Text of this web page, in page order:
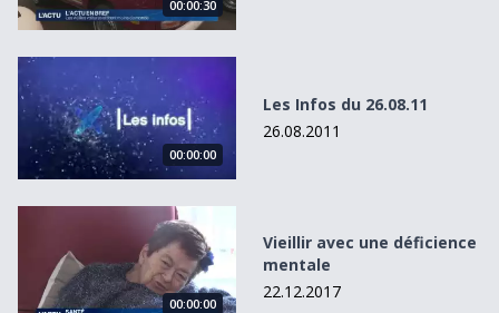
00:00:30
Les Infos du 26.08.11
00:00:00
Les Infos du 26.08.11
26.08.2011
Vieillir avec une déficience mentale
00:00:00
Vieillir avec une déficience
mentale
22.12.2017